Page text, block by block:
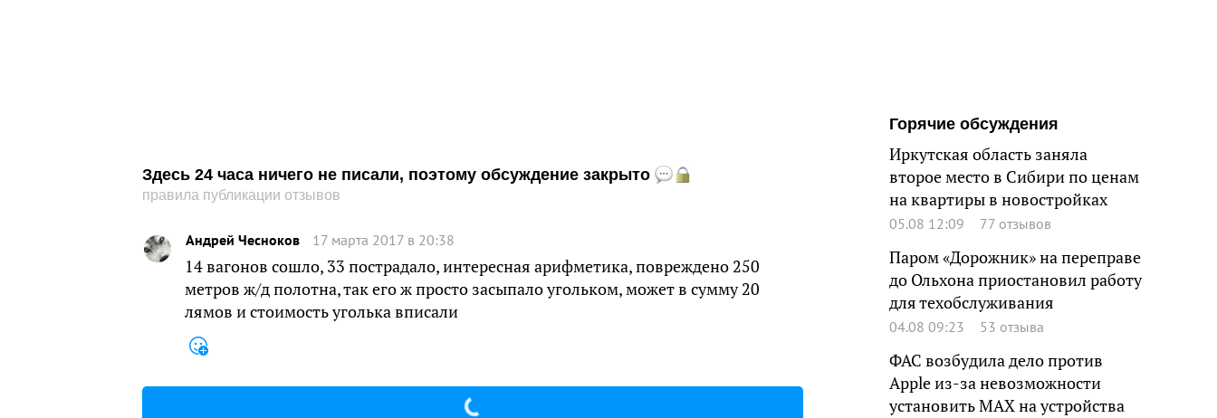
Здесь 24 часа ничего не писали, поэтому обсуждение закрыто
правила публикации отзывов
Андрей Чесноков 17 марта 2017 в 20:38
14 вагонов сошло, 33 пострадало, интересная арифметика, повреждено 250
метров ж/д полотна, так его ж просто засыпало угольком, может в сумму 20
лямов и стоимость уголька вписали
Горячие обсуждения
Иркутская область заняла
второе место в Сибири по ценам
на квартиры в новостройках
05.08 12:09 77 отзывов
Паром «Дорожник» на переправе
до Ольхона приостановил работу
для техобслуживания
04.08 09:23 53 отзыва
ФАС возбудила дело против
Apple из-за невозможности
установить MAX на устройства